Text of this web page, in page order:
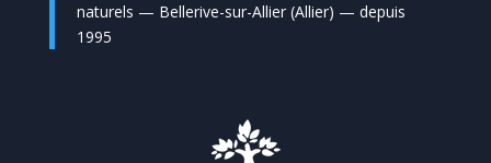
naturels — Bellerive-sur-Allier (Allier) — depuis
1995